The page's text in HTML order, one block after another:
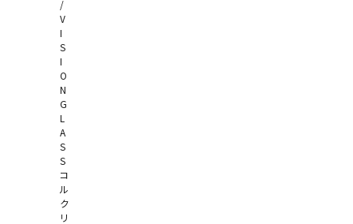
/
V
I
S
I
O
N
G
L
A
S
S
コ
ル
ク
リ